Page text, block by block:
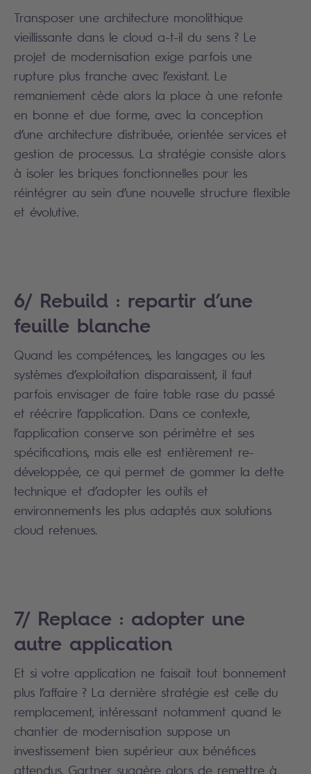
Transposer une architecture monolithique
vieillissante dans le cloud a-t-il du sens ? Le
projet de modernisation exige parfois une
rupture plus franche avec l’existant. Le
remaniement cède alors la place à une refonte
en bonne et due forme, avec la conception
d’une architecture distribuée, orientée services et
gestion de processus. La stratégie consiste alors
à isoler les briques fonctionnelles pour les
réintégrer au sein d’une nouvelle structure flexible
et évolutive.
6/ Rebuild : repartir d’une
feuille blanche
Quand les compétences, les langages ou les
systèmes d’exploitation disparaissent, il faut
parfois envisager de faire table rase du passé
et réécrire l’application. Dans ce contexte,
l’application conserve son périmètre et ses
spécifications, mais elle est entièrement re-
développée, ce qui permet de gommer la dette
technique et d’adopter les outils et
environnements les plus adaptés aux solutions
cloud retenues.
7/ Replace : adopter une
autre application
Et si votre application ne faisait tout bonnement
plus l’affaire ? La dernière stratégie est celle du
remplacement, intéressant notamment quand le
chantier de modernisation suppose un
investissement bien supérieur aux bénéfices
attendus. Gartner suggère alors de remettre à